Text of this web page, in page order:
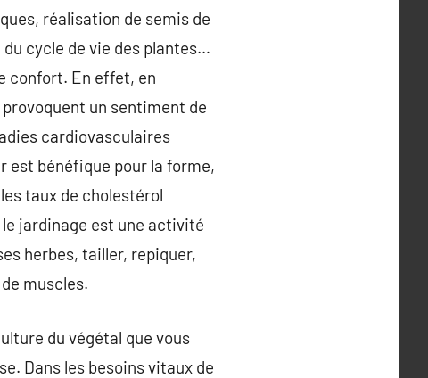
réalisation de semis de
cycle de vie des plantes…
confort. En effet, en
un sentiment de
cardiovasculaires
est bénéfique pour la forme,
taux de cholestérol
jardinage est une activité
herbes, tailler, repiquer,
muscles.
du végétal que vous
Dans les besoins vitaux de